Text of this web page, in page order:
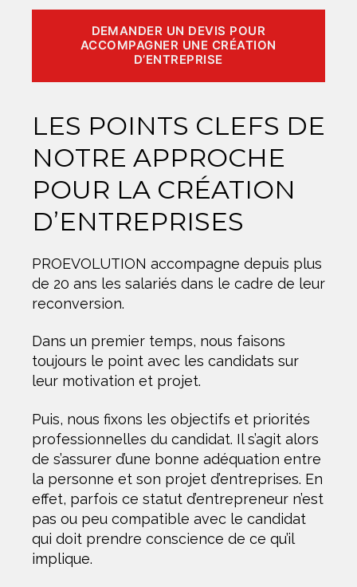
DEMANDER UN DEVIS POUR
ACCOMPAGNER UNE CRÉATION
D’ENTREPRISE
LES POINTS CLEFS DE
NOTRE APPROCHE
POUR LA CRÉATION
D’ENTREPRISES
PROEVOLUTION accompagne depuis plus
de 20 ans les salariés dans le cadre de leur
reconversion.
Dans un premier temps, nous faisons
toujours le point avec les candidats sur
leur motivation et projet.
Puis, nous fixons les objectifs et priorités
professionnelles du candidat. Il s’agit alors
de s’assurer d’une bonne adéquation entre
la personne et son projet d’entreprises. En
effet, parfois ce statut d’entrepreneur n’est
pas ou peu compatible avec le candidat
qui doit prendre conscience de ce qu’il
implique.